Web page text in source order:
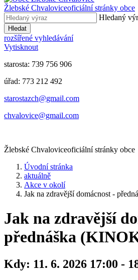
Žlebské Chvaloviceoficiální stránky obce
Hledaný
Hledat
rozšířené vyhledávání
Vytisknout
starosta: 739 756 906
úřad: 773 212 492
​​​​starostazch@gmail.com
​​​​chvalovice@gmail.com
Žlebské Chvaloviceoficiální stránky obce
Úvodní stránka
aktuálně
Akce v okolí
Jak na zdravější domácnost -
Jak na zdravější
přednáška
Kdy: 11. 6. 2026 17:00 -